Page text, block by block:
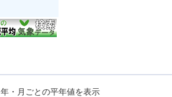
年・月ごとの平年値を表示